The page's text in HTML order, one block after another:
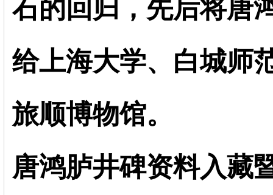
石的回归，先后将唐
给上海大学、白城师
旅顺博物馆。
唐鸿胪井碑资料入藏